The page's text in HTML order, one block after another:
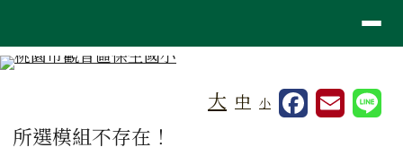
大 中 小
主內容區域
所選模組不存在！
頁尾區域